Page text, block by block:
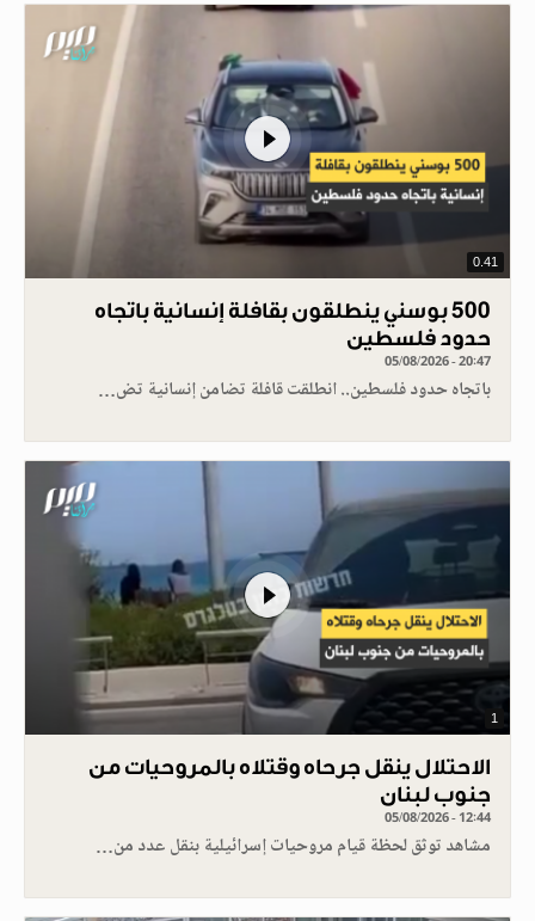
0.41
500 بوسني ينطلقون بقافلة إنسانية باتجاه
حدود فلسطين
05/08/2026 - 20:47
باتجاه حدود فلسطين.. انطلقت قافلة تضامن إنسانية تض…
1
الاحتلال ينقل جرحاه وقتلاه بالمروحيات من
جنوب لبنان
05/08/2026 - 12:44
مشاهد توثق لحظة قيام مروحيات إسرائيلية بنقل عدد من…